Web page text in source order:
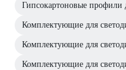
Гипсокартоновые профили
Комплектующие для
Комплектующие для
Комплектующие для